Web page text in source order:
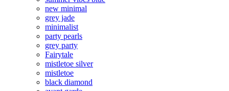
new minimal
grey jade
minimalist
party pearls
grey party
Fairytale
mistletoe silver
mistletoe
black diamond